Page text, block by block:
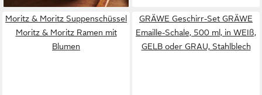
Moritz & Moritz Suppenschüssel
Moritz & Moritz Ramen mit
Blumen
GRÄWE Geschirr-Set GRÄWE
Emaille-Schale, 500 ml, in WEIß,
GELB oder GRAU, Stahlblech